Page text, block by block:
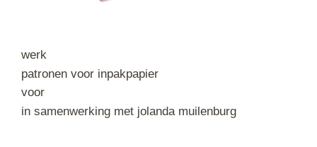
werk
patronen voor inpakpapier
voor
in samenwerking met jolanda muilenburg